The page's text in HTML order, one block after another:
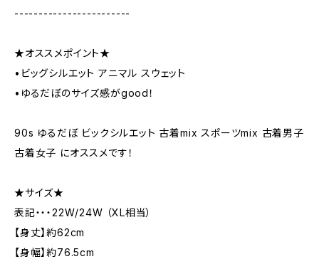
------------------------
★オススメポイント★
•ビッグシルエット アニマル スウェット
•ゆるだぼのサイズ感がgood！
90s ゆるだぼ ビックシルエット 古着mix スポーツmix 古着男子
古着女子 にオススメです！
★サイズ★
表記・・・22W/24W （XL相当）
【身丈】約62cm
【身幅】約76.5cm